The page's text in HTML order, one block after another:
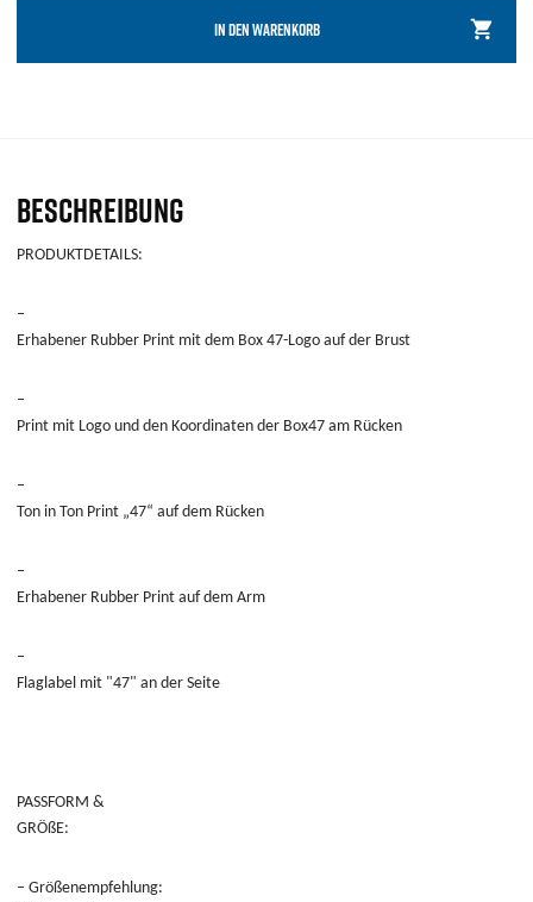
IN DEN WARENKORB
BESCHREIBUNG
PRODUKTDETAILS:
–
Erhabener Rubber Print mit dem Box 47-Logo auf der Brust
–
Print mit Logo und den Koordinaten der Box47 am Rücken
–
Ton in Ton Print „47“ auf dem Rücken
–
Erhabener Rubber Print auf dem Arm
–
Flaglabel mit "47" an der Seite
PASSFORM &
GRÖßE:
– Größenempfehlung: